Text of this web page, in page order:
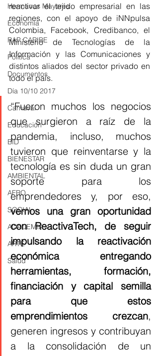
Hermanos Mayores
Economía
RAP CARIBE
Política
Documentos
Día 10/10 2017
Carnaval
Educación
BID
BIENESTAR
AMBIENTAL
AFRO
SOCIAL
ACADEMIA
ARTE
Salud
reactivar el tejido empresarial en las
regiones, con el apoyo de iNNpulsa
Colombia, Facebook, Credibanco, el
Ministerio de Tecnologías de la
Información y las Comunicaciones y
distintos aliados del sector privado en
todo el país.
“Fueron muchos los negocios
que surgieron a raíz de la
pandemia, incluso, muchos
tuvieron que reinventarse y la
tecnología es sin duda un gran
soporte para los
vemos una gran oportunidad
con ReactivaTech, de seguir
impulsando la reactivación
económica entregando
herramientas, formación,
financiación y capital semilla
para que estos
emprendimientos crezcan,
generen ingresos y contribuyan
a la consolidación de un